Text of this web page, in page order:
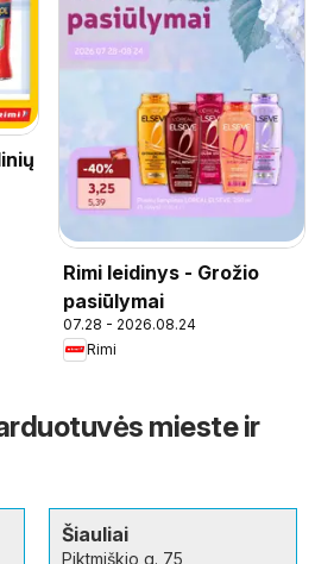
Rimi leidinys - Grožio
pasiūlymai
07.28 - 2026.08.24
Rimi
mieste ir
Šiauliai
Piktmiškio g. 75